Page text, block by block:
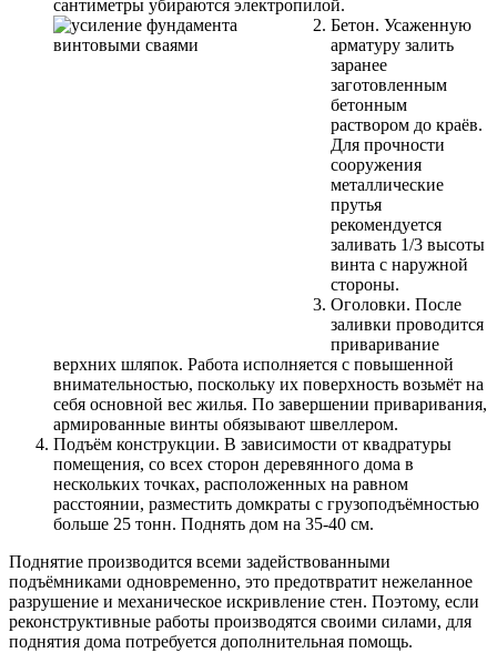
сантиметры убираются электропилой.
Бетон. Усаженную
арматуру залить
заранее
заготовленным
бетонным
раствором до краёв.
Для прочности
сооружения
металлические
прутья
рекомендуется
заливать 1/3 высоты
винта с наружной
стороны.
Оголовки. После
заливки проводится
приваривание
верхних шляпок. Работа исполняется с повышенной
внимательностью, поскольку их поверхность возьмёт на
себя основной вес жилья. По завершении приваривания,
армированные винты обязывают швеллером.
Подъём конструкции. В зависимости от квадратуры
помещения, со всех сторон деревянного дома в
нескольких точках, расположенных на равном
расстоянии, разместить домкраты с грузоподъёмностью
больше 25 тонн. Поднять дом на 35-40 см.
Поднятие производится всеми задействованными
подъёмниками одновременно, это предотвратит нежеланное
разрушение и механическое искривление стен. Поэтому, если
реконструктивные работы производятся своими силами, для
поднятия дома потребуется дополнительная помощь.